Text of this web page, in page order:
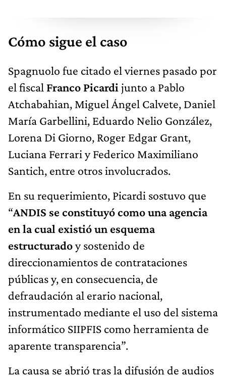
Cómo sigue el caso
Spagnuolo fue citado el viernes pasado por
el fiscal Franco Picardi junto a Pablo
Atchabahian, Miguel Ángel Calvete, Daniel
María Garbellini, Eduardo Nelio González,
Lorena Di Giorno, Roger Edgar Grant,
Luciana Ferrari y Federico Maximiliano
Santich, entre otros involucrados.
En su requerimiento, Picardi sostuvo que
“ANDIS se constituyó como una agencia
en la cual existió un esquema
estructuradoy sostenido de
direccionamientos de contrataciones
públicas y, en consecuencia, de
defraudación al erario nacional,
instrumentado mediante el uso del sistema
informático SIIPFIS como herramienta de
aparente transparencia”.
La causa se abrió tras la difusión de audios